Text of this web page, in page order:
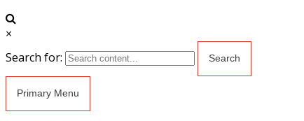
×
Search for:
Primary Menu